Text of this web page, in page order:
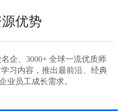
优势
企、3000+ 全球一流优质师
习内容，推出最前沿、经典
业员工成长需求。